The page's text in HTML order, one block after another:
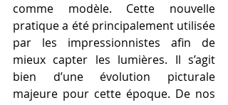
comme modèle. Cette nouvelle
pratique a été principalement utilisée
par les impressionnistes afin de
mieux capter les lumières. Il s’agit
bien d’une évolution picturale
majeure pour cette époque. De nos